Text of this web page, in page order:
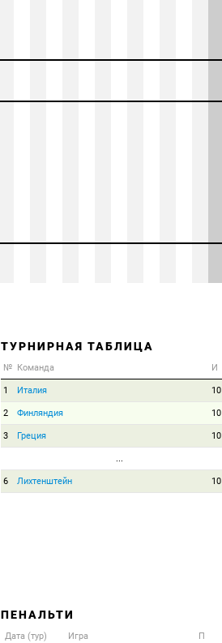
ТУРНИРНАЯ ТАБЛИЦА
№ Команда И
1 Италия 10
2 Финляндия 10
3 Греция 10
...
6 Лихтенштейн 10
ПЕНАЛЬТИ
Дата (тур) Игра П